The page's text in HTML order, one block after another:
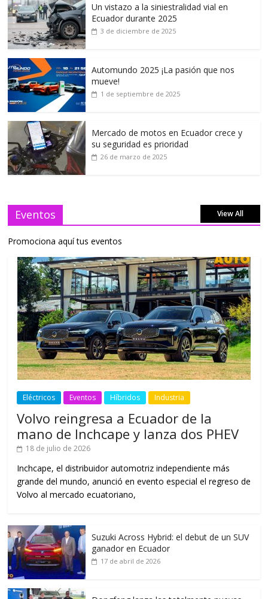
Un vistazo a la siniestralidad vial en
Ecuador durante 2025
3 de diciembre de 2025
Automundo 2025 ¡La pasión que nos
mueve!
1 de septiembre de 2025
Mercado de motos en Ecuador crece y
su seguridad es prioridad
26 de marzo de 2025
Eventos View All
Promociona aquí tus eventos
Eléctricos Eventos Híbridos Industria
Volvo reingresa a Ecuador de la
mano de Inchcape y lanza dos PHEV
18 de julio de 2026
Inchcape, el distribuidor automotriz independiente más
grande del mundo, anunció en evento especial el regreso de
Volvo al mercado ecuatoriano,
Suzuki Across Hybrid: el debut de un SUV
ganador en Ecuador
17 de abril de 2026